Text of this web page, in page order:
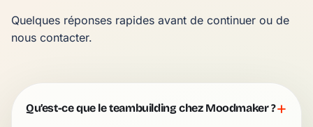
Quelques réponses rapides avant de continuer ou de
nous contacter.
Qu’est-ce que le teambuilding chez Moodmaker ?+